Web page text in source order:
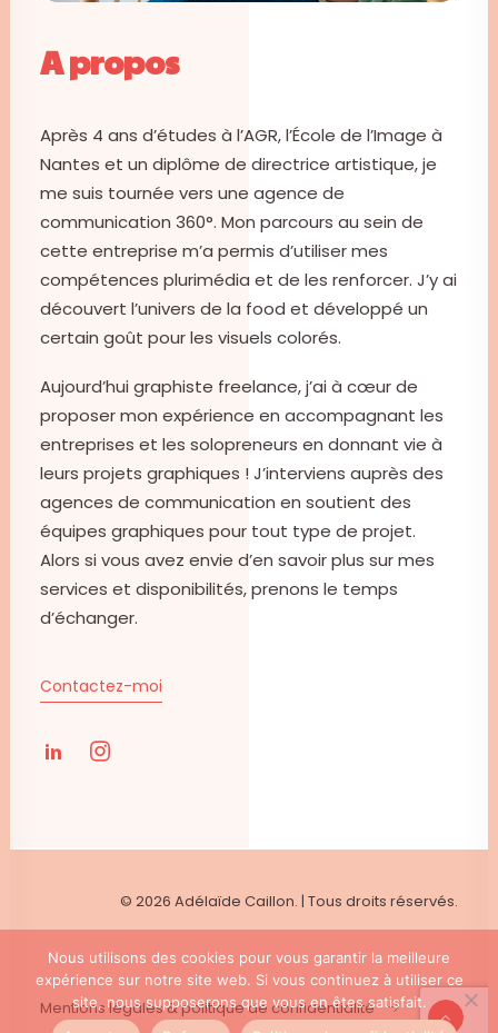
A propos
Après 4 ans d’études à l’AGR, l’École de l’Image à
Nantes et un diplôme de directrice artistique, je
me suis tournée vers une agence de
communication 360°. Mon parcours au sein de
cette entreprise m’a permis d’utiliser mes
compétences plurimédia et de les renforcer. J’y ai
découvert l’univers de la food et développé un
certain goût pour les visuels colorés.
Aujourd’hui graphiste freelance, j’ai à cœur de
proposer mon expérience en accompagnant les
entreprises et les solopreneurs en donnant vie à
leurs projets graphiques ! J’interviens auprès des
agences de communication en soutient des
équipes graphiques pour tout type de projet.
Alors si vous avez envie d’en savoir plus sur mes
services et disponibilités, prenons le temps
d’échanger.
Contactez-moi
© 2026 Adélaïde Caillon. | Tous droits réservés.
Mentions légales & politique de confidentialité
Nous utilisons des cookies pour vous garantir la meilleure
expérience sur notre site web. Si vous continuez à utiliser ce
site, nous supposerons que vous en êtes satisfait.